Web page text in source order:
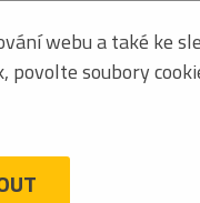
Seřadit podle: jména
webu a také ke
soubory